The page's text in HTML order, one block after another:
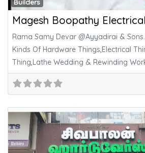
Builders
Rama Samy Devar @Ayyadirai & Sons.
Kinds Of Hardware Things,Electrical
Thing,Lathe Wedding & Rewinding